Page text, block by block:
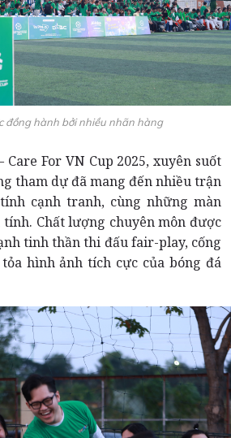
đồng hành bởi nhiều nhãn hàng
Care For VN Cup 2025, xuyên suốt
tham dự đã mang đến nhiều trận
cạnh tranh, cùng những màn
Chất lượng chuyên môn được
tinh thần thi đấu fair-play, cống
hình ảnh tích cực của bóng đá